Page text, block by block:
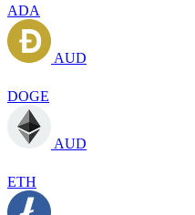
ADA
AUD
DOGE
AUD
ETH